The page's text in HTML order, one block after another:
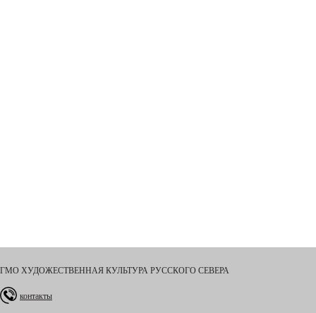
ГМО ХУДОЖЕСТВЕННАЯ КУЛЬТУРА РУССКОГО СЕВЕРА
контакты